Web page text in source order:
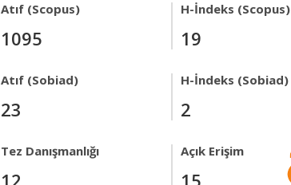
Atıf (Scopus)
1095
H-İndeks (Scopus)
19
Atıf (Sobiad)
23
H-İndeks (Sobiad)
2
Tez Danışmanlığı
12
Açık Erişim
15